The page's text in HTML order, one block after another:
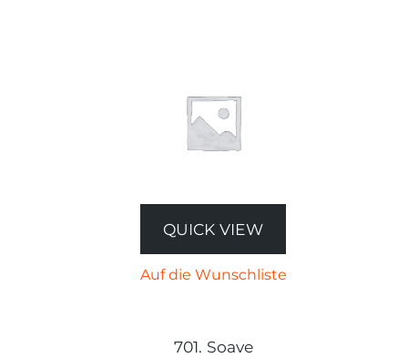
QUICK VIEW
Auf die Wunschliste
701. Soave